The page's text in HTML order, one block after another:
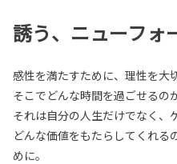
誘う、ニューフォ
感性を満たすために、理性を大
そこでどんな時間を過ごせるの
それは自分の人生だけでなく、
どんな価値をもたらしてくれる
めに。